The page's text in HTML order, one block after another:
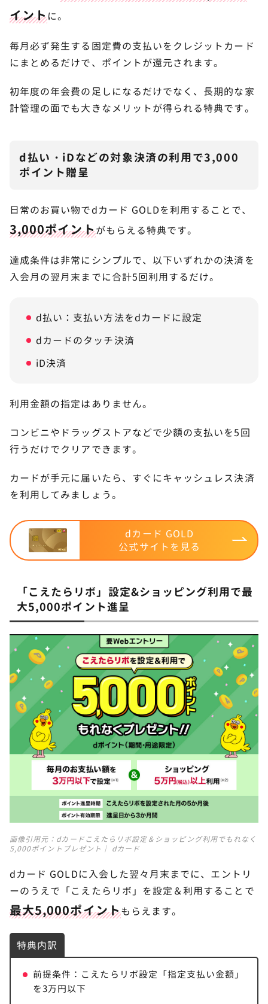
イントに。
毎月必ず発生する固定費の支払いをクレジットカード
にまとめるだけで、ポイントが還元されます。
初年度の年会費の足しになるだけでなく、長期的な家
計管理の面でも大きなメリットが得られる特典です。
d払い・iDなどの対象決済の利用で3,000
ポイント贈呈
日常のお買い物でdカード GOLDを利用することで、
3,000ポイントがもらえる特典です。
達成条件は非常にシンプルで、以下いずれかの決済を
入会月の翌月末までに合計5回利用するだけ。
d払い：支払い方法をdカードに設定
dカードのタッチ決済
iD決済
利用金額の指定はありません。
コンビニやドラッグストアなどで少額の支払いを5回
行うだけでクリアできます。
カードが手元に届いたら、すぐにキャッシュレス決済
を利用してみましょう。
dカード GOLD
公式サイトを見る
「こえたらリボ」設定&ショッピング利用で最
大5,000ポイント進呈
画像引用元： dカードこえたらリボ設定＆ショッピング利用でもれなく
5,000ポイントプレゼント｜ dカード
dカード GOLDに入会した翌々月末までに、エントリ
ーのうえで「こえたらリボ」を設定＆利用することで
最大5,000ポイントもらえます。
特典内訳
前提条件：こえたらリボ設定「指定支払い金額」
を3万円以下